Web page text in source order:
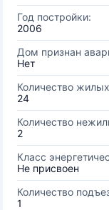
Год постройки:
2006
Дом признан
Нет
Количество
24
Количество
2
Класс
Не присвоен
Количество
1